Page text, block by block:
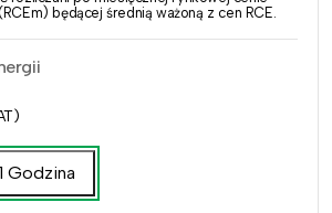
będącej średnią ważoną z cen RCE.
1 Godzina